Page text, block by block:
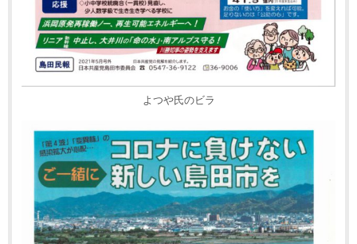
よつや氏のビラ